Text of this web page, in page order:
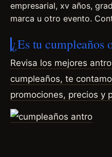
empresarial, xv años,
marca u otro evento.
¿Es tu cumpleaños
Revisa los mejores
cumpleaños, te
promociones, precios y